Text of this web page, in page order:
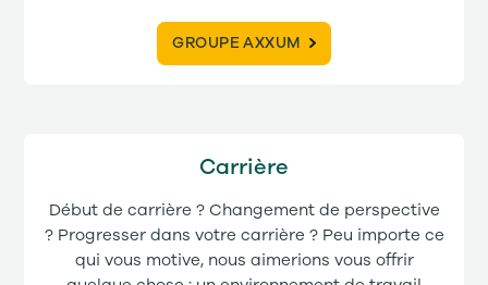
GROUPE AXXUM
Carrière
Début de carrière ? Changement de perspective
? Progresser dans votre carrière ? Peu importe ce
qui vous motive, nous aimerions vous offrir